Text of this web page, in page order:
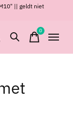
|| geldt niet
0items